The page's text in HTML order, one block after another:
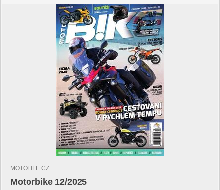
MOTOLIFE.CZ
Motorbike 12/2025